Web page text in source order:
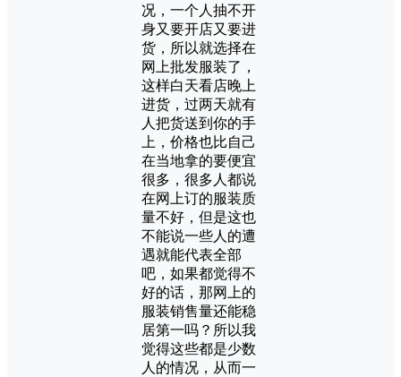
况，一个人抽不开
身又要开店又要进
货，所以就选择在
网上批发服装了，
这样白天看店晚上
进货，过两天就有
人把货送到你的手
上，价格也比自己
在当地拿的要便宜
很多，很多人都说
在网上订的服装质
量不好，但是这也
不能说一些人的遭
遇就能代表全部
吧，如果都觉得不
好的话，那网上的
服装销售量还能稳
居第一吗？所以我
觉得这些都是少数
人的情况，从而一